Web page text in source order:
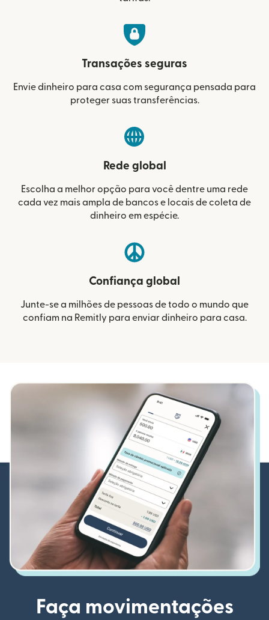
Transações seguras
Envie dinheiro para casa com segurança pensada para
proteger suas transferências.
Rede global
Escolha a melhor opção para você dentre uma rede
cada vez mais ampla de bancos e locais de coleta de
dinheiro em espécie.
Confiança global
Junte-se a milhões de pessoas de todo o mundo que
confiam na Remitly para enviar dinheiro para casa.
Faça movimentações